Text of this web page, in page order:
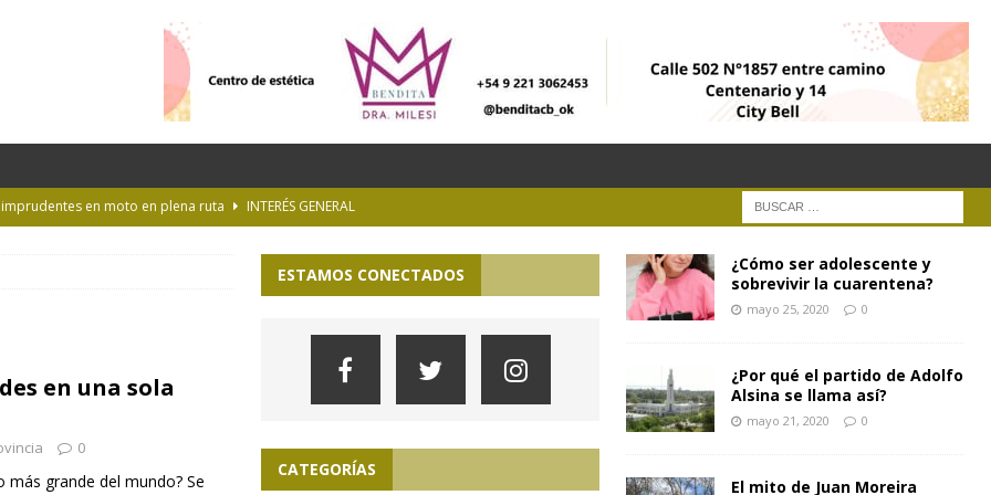
en moto en plena ruta
INTERÉS GENERAL
en una sola
0
más grande del mundo? Se
ESTAMOS CONECTADOS
CATEGORÍAS
¿Cómo ser adolescente y
sobrevivir la cuarentena?
mayo 25, 2020 0
¿Por qué el partido de Adolfo
Alsina se llama así?
mayo 21, 2020 0
El mito de Juan Moreira